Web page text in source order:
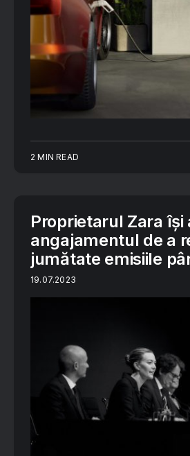
2 MIN READ
Proprietarul Zara își
angajamentul de a
jumătate emisiile
19.07.2023